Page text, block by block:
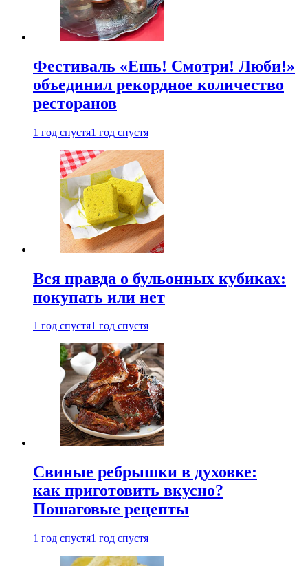
Фестиваль «Ешь! Смотри! Люби!»
объединил рекордное количество
ресторанов
1 год спустя1 год спустя
Вся правда о бульонных кубиках:
покупать или нет
1 год спустя1 год спустя
Свиные ребрышки в духовке:
как приготовить вкусно?
Пошаговые рецепты
1 год спустя1 год спустя